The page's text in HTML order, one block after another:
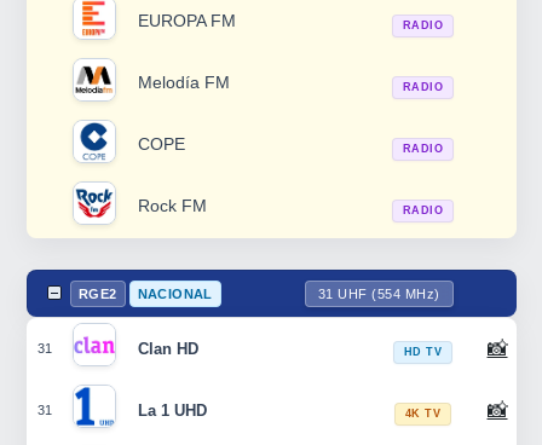
EUROPA FM RADIO
Melodía FM RADIO
COPE RADIO
Rock FM RADIO
RGE2 NACIONAL 31 UHF (554 MHz)
31 Clan HD HD TV 📸
31 La 1 UHD 4K TV 📸